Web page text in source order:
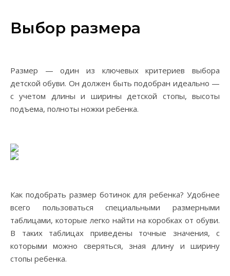
Выбор размера
Размер — один из ключевых критериев выбора
детской обуви. Он должен быть подобран идеально —
с учетом длины и ширины детской стопы, высоты
подъема, полноты ножки ребенка.
Как подобрать размер ботинок для ребенка? Удобнее
всего пользоваться специальными размерными
таблицами, которые легко найти на коробках от обуви.
В таких таблицах приведены точные значения, с
которыми можно сверяться, зная длину и ширину
стопы ребенка.